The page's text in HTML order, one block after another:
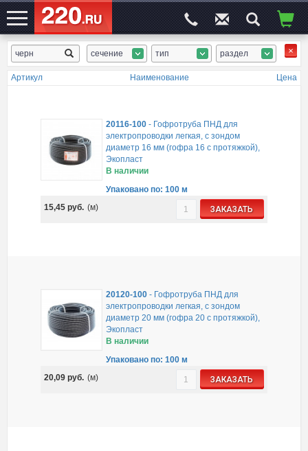
ЭЛЕКТРОСАЙТ№1 сечение тип раздел
Артикул Наименование Цена
20116-100 - Гофротруба ПНД для
электропроводки легкая, с зондом
диаметр 16 мм (гофра 16 с протяжкой),
Экопласт
В наличии
Упаковано по: 100 м
15,45руб. (м) ЗАКАЗАТЬ
20120-100 - Гофротруба ПНД для
электропроводки легкая, с зондом
диаметр 20 мм (гофра 20 с протяжкой),
Экопласт
В наличии
Упаковано по: 100 м
20,09руб. (м) ЗАКАЗАТЬ